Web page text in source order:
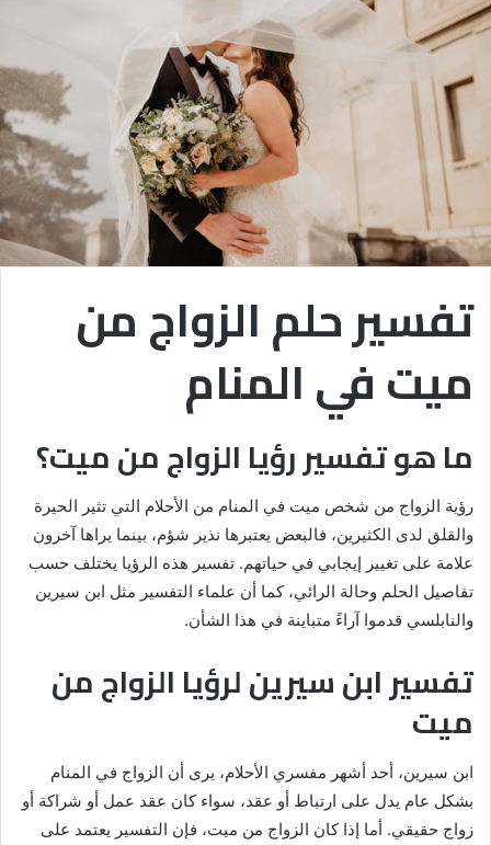
تفسير حلم الزواج من
ميت في المنام
ما هو تفسير رؤيا الزواج من ميت؟
رؤية الزواج من شخص ميت في المنام من الأحلام التي تثير الحيرة
والقلق لدى الكثيرين، فالبعض يعتبرها نذير شؤم، بينما يراها آخرون
علامة على تغيير إيجابي في حياتهم. تفسير هذه الرؤيا يختلف حسب
تفاصيل الحلم وحالة الرائي، كما أن علماء التفسير مثل ابن سيرين
والنابلسي قدموا آراءً متباينة في هذا الشأن.
تفسير ابن سيرين لرؤيا الزواج من
ميت
ابن سيرين، أحد أشهر مفسري الأحلام، يرى أن الزواج في المنام
بشكل عام يدل على ارتباط أو عقد، سواء كان عقد عمل أو شراكة أو
زواج حقيقي. أما إذا كان الزواج من ميت، فإن التفسير يعتمد على